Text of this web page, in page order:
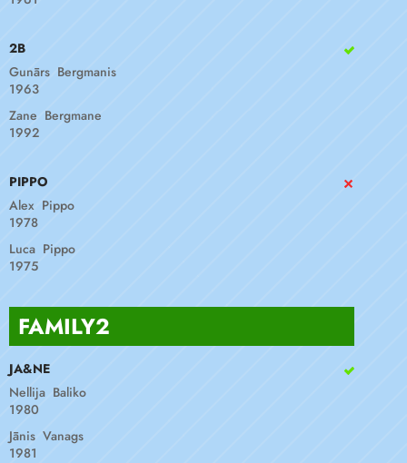
2B
Gunārs Bergmanis
1963
Zane Bergmane
1992
PIPPO
Alex Pippo
1978
Luca Pippo
1975
FAMILY2
JA&NE
Nellija Baliko
1980
Jānis Vanags
1981